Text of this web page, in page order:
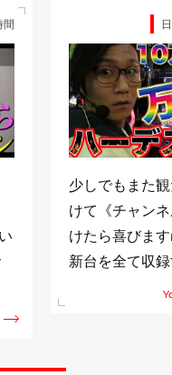
間
少しでもまた
けて《チャン
けたら喜びま
新台を全て収